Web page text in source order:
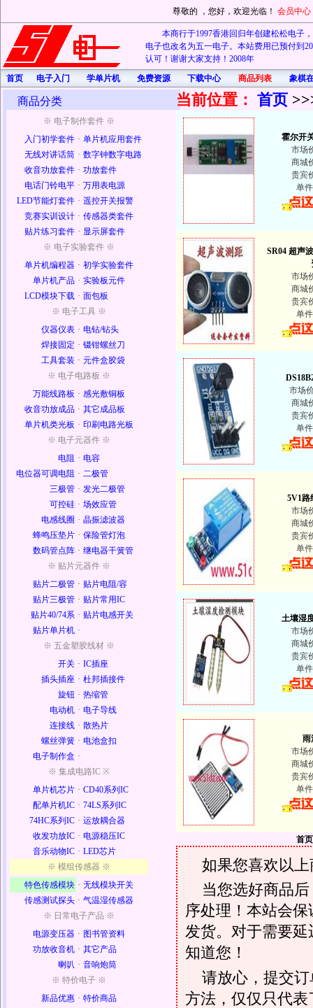
尊敬的 ，您好，欢迎光临！ 会员中心
本商行于1997香港回归年创建松松电子
电子也改名为五一电子。本站费用已预付到
认可！谢谢大家支持！2008年
首页
电子入门 学单片机 免费资源 下载中心 商品列表 象棋
商品分类
※ 电子制作套件 ※
入门初学套件 · 单片机应用套件
无线对讲话筒 · 数字钟数字电路
收音功放套件 · 功放套件
电话门铃电平 · 万用表电源
LED节能灯套件 · 遥控开关报警
竞赛实训设计 · 传感器类套件
贴片练习套件 · 显示屏套件
※ 电子实验套件 ※
单片机编程器 · 初学实验套件
单片机产品 · 实验板元件
LCD模块下载 · 面包板
※ 电子工具 ※
仪器仪表 · 电钻/钻头
焊接固定 · 镊钳螺丝刀
工具套装 · 元件盒胶袋
※ 电子电路板 ※
万能线路板 · 感光敷铜板
收音功放成品 · 其它成品板
单片机类光板 · 印刷电路光板
※ 电子元器件 ※
电阻 · 电容
电位器可调电阻 · 二极管
三极管 · 发光二极管
可控硅 · 场效应管
电感线圈 · 晶振滤波器
蜂鸣压垫片 · 保险管灯泡
数码管点阵 · 继电器干簧管
※ 贴片元器件 ※
贴片二极管 · 贴片电阻/容
贴片三极管 · 贴片常用IC
贴片40/74系 · 贴片电感开关
贴片单片机 ·
※ 五金塑胶线材 ※
开关 · IC插座
插头插座 · 杜邦插接件
旋钮 · 热缩管
电动机 · 电子导线
连接线 · 散热片
螺丝弹簧 · 电池盒扣
电子制作盒 ·
※ 集成电路IC ※
单片机芯片 · CD40系列IC
配单片机IC · 74LS系列IC
74HC系列IC · 运放耦合器
收发功放IC · 电源稳压IC
音乐动物IC · LED芯片
※ 模组传感器 ※
特色传感模块 · 无线模块开关
传感测试探头 · 气温湿传感器
※ 日常电子产品 ※
电源变压器 · 图书管资料
功放收音机 · 其它产品
喇叭 · 音响炮筒
※ 特价电子 ※
新品优惠 · 特价商品
当前位置： 首页
霍尔开
市场
商城
贵宾
单
SR04 超声
市场
商城
贵宾
单
市场
商城
贵宾
单
5V1路
市场
商城
贵宾
单
土壤湿
市场
商城
贵宾
单
雨
市场
商城
贵宾
单
首
如果您喜欢以
当您选好商品
序处理！本站会
发货。对于需要
知道您！
请放心，提交
方法，仅仅只代